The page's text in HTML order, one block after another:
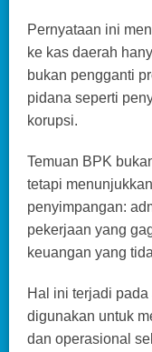
Pernyataan ini
ke kas daerah
bukan pengganti
pidana seperti
korupsi.
Temuan BPK
tetapi
penyimpangan:
pekerjaan yang
keuangan yang
Hal ini terjadi
digunakan untuk
dan operasional